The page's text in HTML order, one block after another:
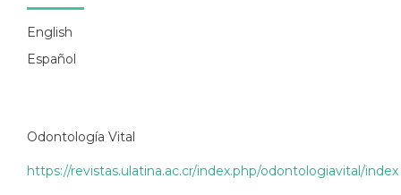
English
Español
Odontología Vital
https://revistas.ulatina.ac.cr/index.php/odontologiavital/index